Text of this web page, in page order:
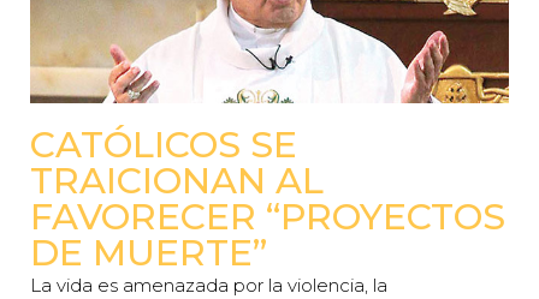
CATÓLICOS SE
TRAICIONAN AL
FAVORECER “PROYECTOS
DE MUERTE”
La vida es amenazada por la violencia, la